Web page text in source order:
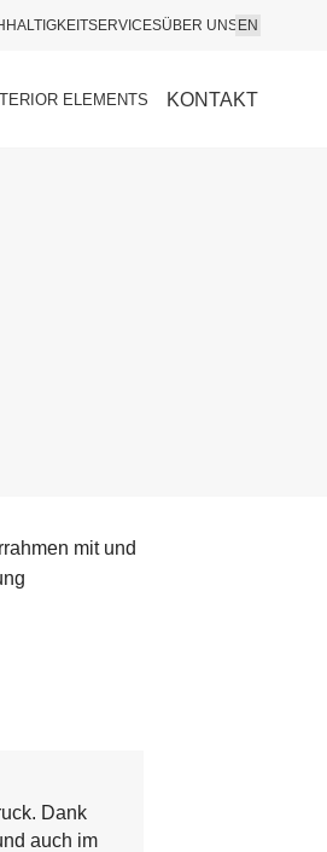
SERVICESÜBER UNS EN
ELEMENTS KONTAKT
Dank
auch im